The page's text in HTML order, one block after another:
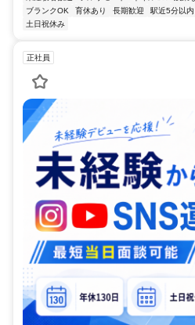
ブランクOK
育休あり 長期歓迎 駅近5分以内
土日祝休み
正社員